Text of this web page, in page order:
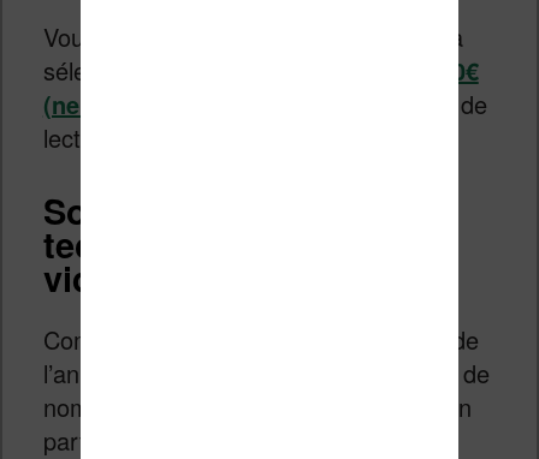
Vous pouvez aussi vous tourner vers la
sélection des
liseuses à moins de 100€
(neuves)
si vous cherchez un appareil de
lecture d’ebooks à prix contenu.
Soldes d’été 2026 : high-
tech, smartphone, jeux
vidéos, DVD, etc
Comme à chaque fois à cette période de
l’année, vous aurez des réductions sur de
nombreux rayons (high tech et photo en
particulier).